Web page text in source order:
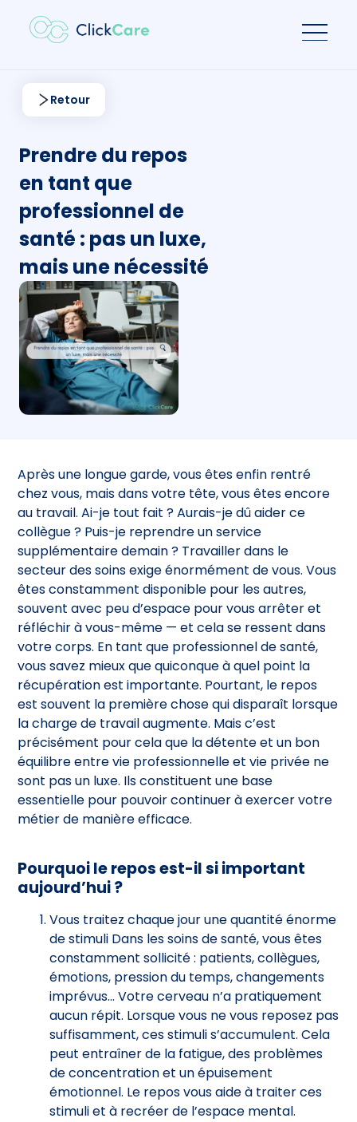
Retour
Prendre du repos
en tant que
professionnel de
santé : pas un luxe,
mais une nécessité
Après une longue garde, vous êtes enfin rentré
chez vous, mais dans votre tête, vous êtes encore
au travail. Ai-je tout fait ? Aurais-je dû aider ce
collègue ? Puis-je reprendre un service
supplémentaire demain ? Travailler dans le
secteur des soins exige énormément de vous. Vous
êtes constamment disponible pour les autres,
souvent avec peu d’espace pour vous arrêter et
réfléchir à vous-même — et cela se ressent dans
votre corps. En tant que professionnel de santé,
vous savez mieux que quiconque à quel point la
récupération est importante. Pourtant, le repos
est souvent la première chose qui disparaît lorsque
la charge de travail augmente. Mais c’est
précisément pour cela que la détente et un bon
équilibre entre vie professionnelle et vie privée ne
sont pas un luxe. Ils constituent une base
essentielle pour pouvoir continuer à exercer votre
métier de manière efficace.
Pourquoi le repos est-il si important
aujourd’hui ?
Vous traitez chaque jour une quantité énorme
de stimuli Dans les soins de santé, vous êtes
constamment sollicité : patients, collègues,
émotions, pression du temps, changements
imprévus… Votre cerveau n’a pratiquement
aucun répit. Lorsque vous ne vous reposez pas
suffisamment, ces stimuli s’accumulent. Cela
peut entraîner de la fatigue, des problèmes
de concentration et un épuisement
émotionnel. Le repos vous aide à traiter ces
stimuli et à recréer de l’espace mental.